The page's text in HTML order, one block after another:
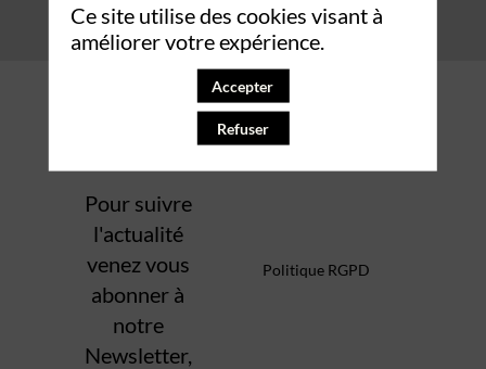
Pour suivre
l'actualité
venez vous
abonner à
notre
Newsletter,
Mentions légales
Politique RGPD
Ce site utilise des cookies visant à
améliorer votre expérience.
Accepter
Refuser